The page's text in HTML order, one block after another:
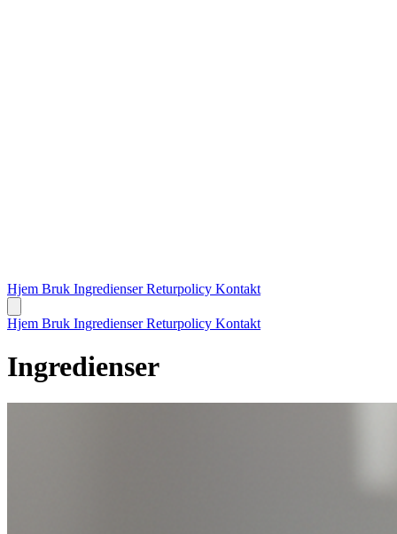
Hjem Bruk IngredienserReturpolicy Kontakt
Hjem Bruk IngredienserReturpolicy Kontakt
Ingredienser